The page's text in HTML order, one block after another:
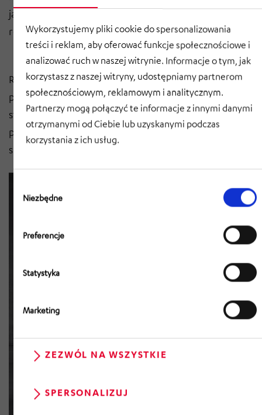
Wykorzystujemy pliki cookie do spersonalizowania
treści i reklam, aby oferować funkcje społecznościowe i
analizować ruch w naszej witrynie. Informacje o tym, jak
korzystasz z naszej witryny, udostępniamy partnerom
społecznościowym, reklamowym i analitycznym.
Partnerzy mogą połączyć te informacje z innymi danymi
otrzymanymi od Ciebie lub uzyskanymi podczas
korzystania z ich usług.
zgody
Niezbędne
Preferencje
Statystyka
Marketing
ZEZWÓL NA WSZYSTKIE
SPERSONALIZUJ
jakie dotąd spoczywały na Twoich pracownikach,
redukując ryzyko wypadków przy pracy.
Powtarzalność operacji
Roboty AGV cechują się wysoką powtarzalnością i
precyzją operacji, co minimalizuje błędy i zapewnia
stałą jakość usług logistycznych. Precyzyjne działanie
pozwala na optymalizację procesów magazynowych i
skrócenie czasu realizacji Twoich zamówień.